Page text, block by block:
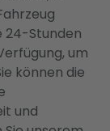
24-Stunden
um
können die
und